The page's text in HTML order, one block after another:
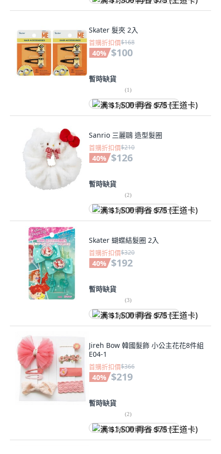
Skater 髮夾 2入
首購折扣價$168
40% $100
暫時缺貨
(1)
满 $1,500 再省 $75 (王道卡)
Sanrio 三麗鷗 造型髮圈
首購折扣價$210
40% $126
暫時缺貨
(2)
满 $1,500 再省 $75 (王道卡)
Skater 蝴蝶結髮圈 2入
首購折扣價$320
40% $192
暫時缺貨
(3)
满 $1,500 再省 $75 (王道卡)
Jireh Bow 韓國髮飾 小公主花花8件組
E04-1
首購折扣價$366
40% $219
暫時缺貨
(2)
满 $1,500 再省 $75 (王道卡)